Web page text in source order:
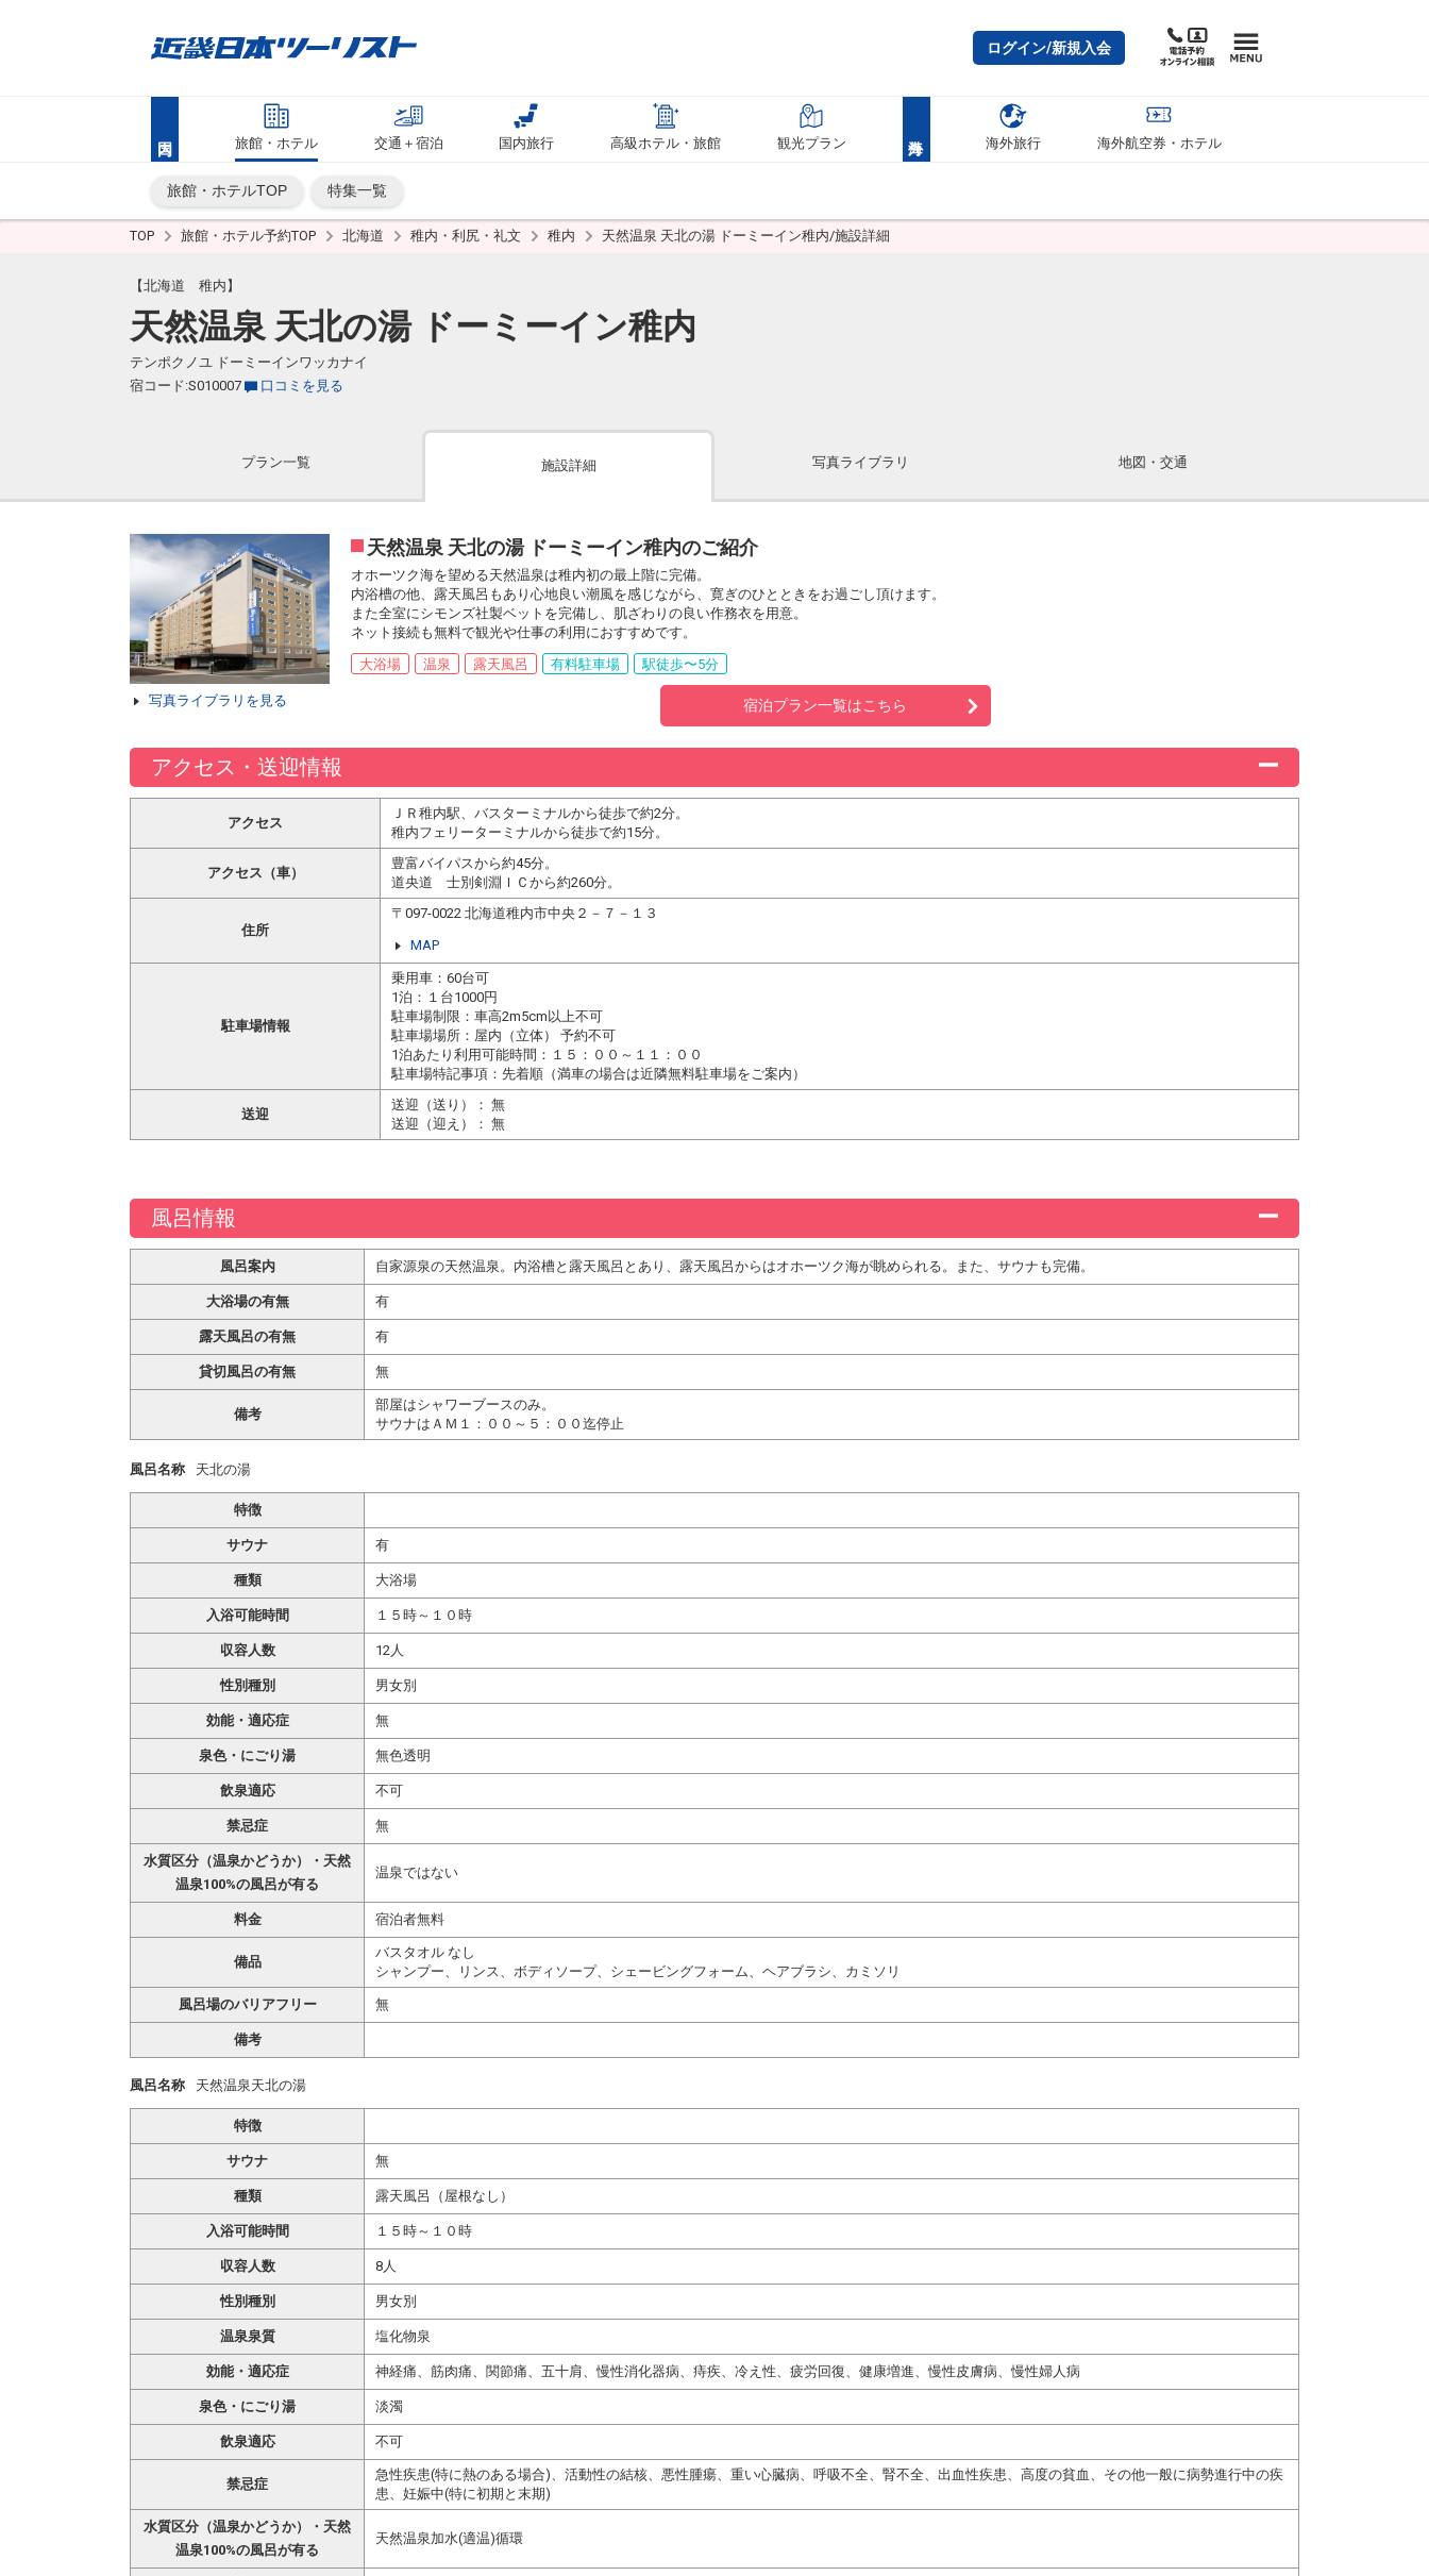
ログイン/新規入会
旅館・ホテル 交通＋宿泊 国内旅行 高級ホテル・旅館 観光プラン 海外旅行 海外航空券・ホテル
旅館・ホテルTOP 特集一覧
TOP 旅館・ホテル予約TOP 北海道 稚内・利尻・礼文 稚内 天然温泉 天北の湯 ドーミーイン稚内/施設詳細
【北海道 稚内】
天然温泉 天北の湯 ドーミーイン稚内
テンポクノユ ドーミーインワッカナイ
宿コード:S010007
口コミを見る
プラン一覧 施設詳細 写真ライブラリ 地図・交通
写真ライブラリを見る
天然温泉 天北の湯 ドーミーイン稚内のご紹介
オホーツク海を望める天然温泉は稚内初の最上階に完備。
内浴槽の他、露天風呂もあり心地良い潮風を感じながら、寛ぎのひとときをお過ごし頂けます。
また全室にシモンズ社製ベットを完備し、肌ざわりの良い作務衣を用意。
ネット接続も無料で観光や仕事の利用におすすめです。
大浴場
温泉 露天風呂 有料駐車場 駅徒歩〜5分
宿泊プラン一覧はこちら
アクセス・送迎情報
アクセス
ＪＲ稚内駅、バスターミナルから徒歩で約2分。
稚内フェリーターミナルから徒歩で約15分。
アクセス（車）
豊富バイパスから約45分。
道央道 士別剣淵ＩＣから約260分。
住所
〒097-0022 北海道稚内市中央２－７－１３
MAP
駐車場情報
乗用車：60台可
1泊：１台1000円
駐車場制限：車高2m5cm以上不可
駐車場場所：屋内（立体） 予約不可
1泊あたり利用可能時間：１５：００～１１：００
駐車場特記事項：先着順（満車の場合は近隣無料駐車場をご案内）
送迎
送迎（送り）： 無
送迎（迎え）： 無
風呂情報
風呂案内 自家源泉の天然温泉。内浴槽と露天風呂とあり、露天風呂からはオホーツク海が眺められる。また、サウナも完備。
大浴場の有無 有
露天風呂の有無 有
貸切風呂の有無 無
備考
部屋はシャワーブースのみ。
サウナはＡＭ１：００～５：００迄停止
風呂名称 天北の湯
特徴
サウナ 有
種類 大浴場
入浴可能時間 １５時～１０時
収容人数 12人
性別種別 男女別
効能・適応症 無
泉色・にごり湯 無色透明
飲泉適応 不可
禁忌症 無
水質区分（温泉かどうか）・天然
温泉100%の風呂が有る
温泉ではない
料金 宿泊者無料
備品
バスタオル なし
シャンプー、リンス、ボディソープ、シェービングフォーム、ヘアブラシ、カミソリ
風呂場のバリアフリー 無
備考
風呂名称 天然温泉天北の湯
特徴
サウナ 無
種類 露天風呂（屋根なし）
入浴可能時間 １５時～１０時
収容人数 8人
性別種別 男女別
温泉泉質 塩化物泉
効能・適応症 神経痛、筋肉痛、関節痛、五十肩、慢性消化器病、痔疾、冷え性、疲労回復、健康増進、慢性皮膚病、慢性婦人病
泉色・にごり湯 淡濁
飲泉適応 不可
禁忌症
急性疾患(特に熱のある場合)、活動性の結核、悪性腫瘍、重い心臓病、呼吸不全、腎不全、出血性疾患、高度の貧血、その他一般に病勢進行中の疾
患、妊娠中(特に初期と末期)
水質区分（温泉かどうか）・天然
温泉100%の風呂が有る
天然温泉加水(適温)循環